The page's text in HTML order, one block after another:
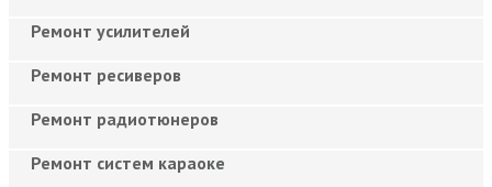
Ремонт усилителей
Ремонт ресиверов
Ремонт радиотюнеров
Ремонт систем караоке